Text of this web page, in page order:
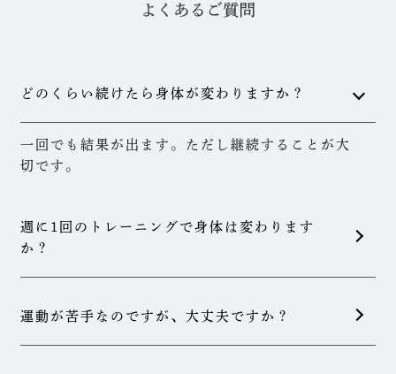
どのくらい続けたら身体が変わりますか？
一回でも結果が出ます。ただし継続することが大
切です。
週に1回のトレーニングで身体は変わります
か？
運動が苦手なのですが、大丈夫ですか？